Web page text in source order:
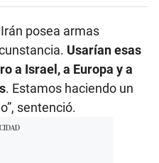
posea armas
Usarían esas
a Israel, a Europa y a
. Estamos haciendo un
sentenció.